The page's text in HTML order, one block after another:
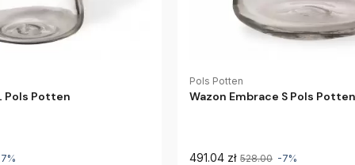
Pols Potten
Pols Potten
Wazon Embrace S Pols Potten
491.04 zł 528.00 -7%